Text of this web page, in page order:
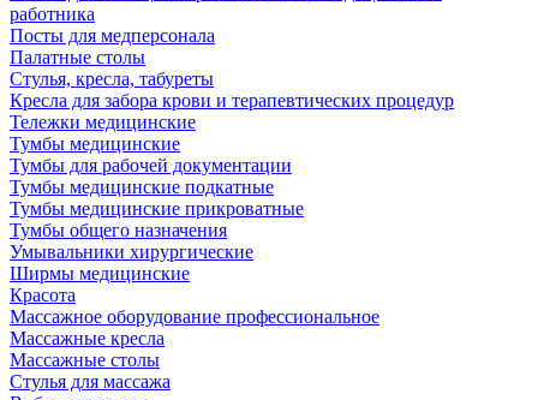
работника
Посты для медперсонала
Палатные столы
Стулья, кресла, табуреты
Кресла для забора крови и терапевтических процедур
Тележки медицинские
Тумбы медицинские
Тумбы для рабочей документации
Тумбы медицинские подкатные
Тумбы медицинские прикроватные
Тумбы общего назначения
Умывальники хирургические
Ширмы медицинские
Красота
Массажное оборудование профессиональное
Массажные кресла
Массажные столы
Стулья для массажа